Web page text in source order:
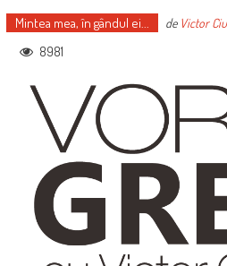
Mintea mea, în gândul ei... de Victor
8981